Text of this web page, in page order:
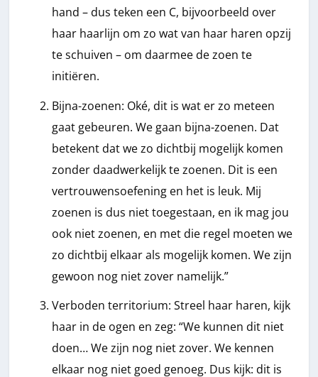
hand – dus teken een C, bijvoorbeeld over
haar haarlijn om zo wat van haar haren opzij
te schuiven – om daarmee de zoen te
initiëren.
Bijna-zoenen: Oké, dit is wat er zo meteen
gaat gebeuren. We gaan bijna-zoenen. Dat
betekent dat we zo dichtbij mogelijk komen
zonder daadwerkelijk te zoenen. Dit is een
vertrouwensoefening en het is leuk. Mij
zoenen is dus niet toegestaan, en ik mag jou
ook niet zoenen, en met die regel moeten we
zo dichtbij elkaar als mogelijk komen. We zijn
gewoon nog niet zover namelijk.”
Verboden territorium: Streel haar haren, kijk
haar in de ogen en zeg: “We kunnen dit niet
doen… We zijn nog niet zover. We kennen
elkaar nog niet goed genoeg. Dus kijk: dit is